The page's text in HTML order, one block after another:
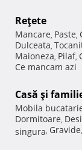
Reţete
Mancare, Paste,
Dulceata,
Maioneza, Pilaf,
Ce mancam azi
Casă şi
Mobila
Dormitoare,
singura, Gravide,